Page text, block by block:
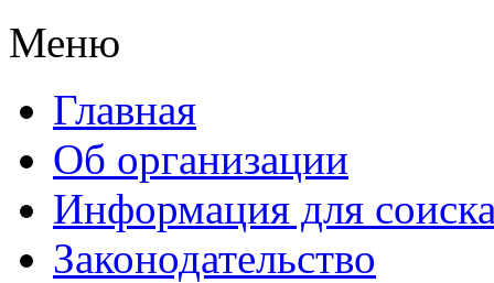
Меню
Главная
Об организации
Информация для
Законодательство